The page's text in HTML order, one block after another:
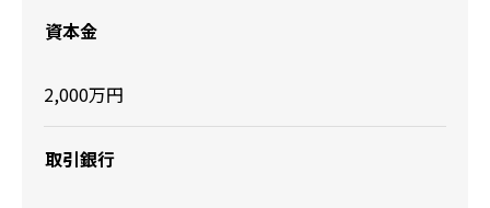
資本金
2,000万円
取引銀行